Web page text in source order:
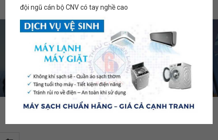
TRANG CHỦ
LƠI ĐỒNG
VẬT TƯ ĐIỆN LẠNH ỐNG ĐỒNG
PHỤ KIỆN KHÁC
TỦ LẠNH GR-
TỦ LẠNH GR-
đội ngũ cán bộ CNV có tay nghề cao